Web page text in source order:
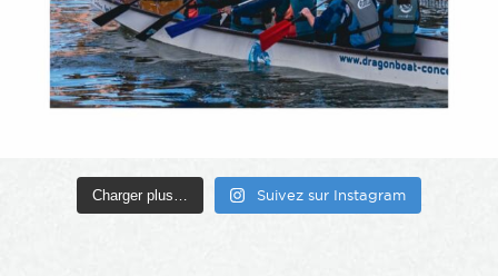
Charger plus… Suivez sur Instagram